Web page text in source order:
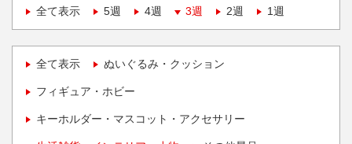
全て表示
5週 4週 3週 2週 1週
全て表示 ぬいぐるみ・クッション
フィギュア・ホビー
キーホルダー・マスコット・アクセサリー